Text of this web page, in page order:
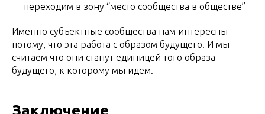
переходим в зону “место сообщества в обществе”
Именно субъектные сообщества нам интересны
потому, что эта работа с образом будущего. И мы
считаем что они станут единицей того образа
будущего, к которому мы идем.
Заключение